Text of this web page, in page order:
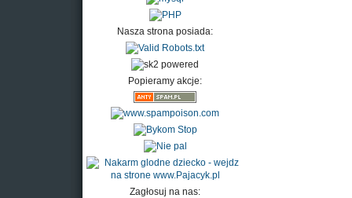
Nasza strona posiada:
Popieramy akcje:
Zagłosuj na nas: